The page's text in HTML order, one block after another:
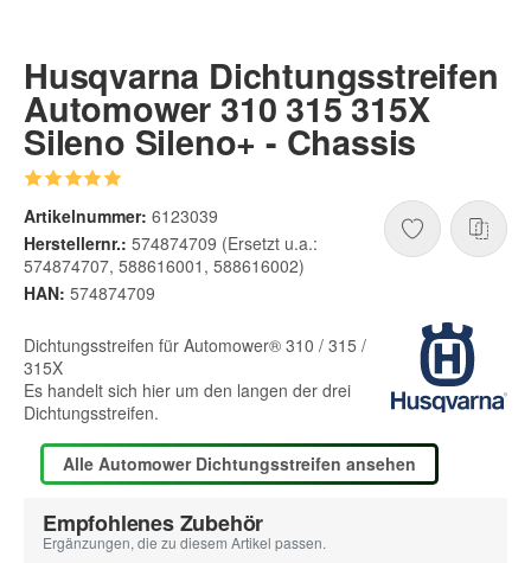
Husqvarna Dichtungsstreifen
Automower 310 315 315X
Sileno Sileno+ - Chassis
Artikelnummer: 6123039
Herstellernr.: 574874709 (Ersetzt u.a.:
574874707, 588616001, 588616002)
HAN: 574874709
Dichtungsstreifen für Automower® 310 / 315 /
315X
Es handelt sich hier um den langen der drei
Dichtungsstreifen.
Alle Automower Dichtungsstreifen ansehen
Empfohlenes Zubehör
Ergänzungen, die zu diesem Artikel passen.